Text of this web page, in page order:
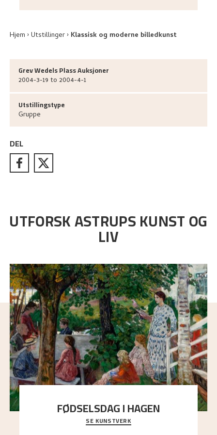
Hjem Utstillinger Klassisk og moderne billedkunst
Grev Wedels Plass Auksjoner
2004-3-19 to 2004-4-1
Utstillingstype
Gruppe
DEL
UTFORSK ASTRUPS KUNST OG
LIV
FØDSELSDAG I HAGEN
En gruppe mennesker er samlet under de store
trekronene i prestegårdshagen...
SE KUNSTVERK